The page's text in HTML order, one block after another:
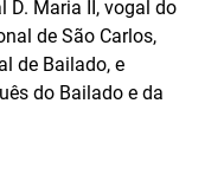
D. Maria II, vogal do
de São Carlos,
de Bailado, e
do Bailado e da